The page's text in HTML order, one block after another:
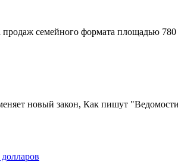
семейного формата площадью
новый закон, Как пишут